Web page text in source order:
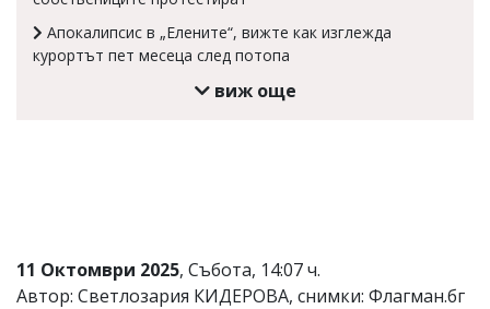
носи
отговорност
Апокалипсис в „Елените“, вижте как изглежда
курортът пет месеца след потопа
виж още
11 Октомври 2025, Събота, 14:07 ч.
Автор: Светлозария КИДЕРОВА, снимки: Флагман.бг